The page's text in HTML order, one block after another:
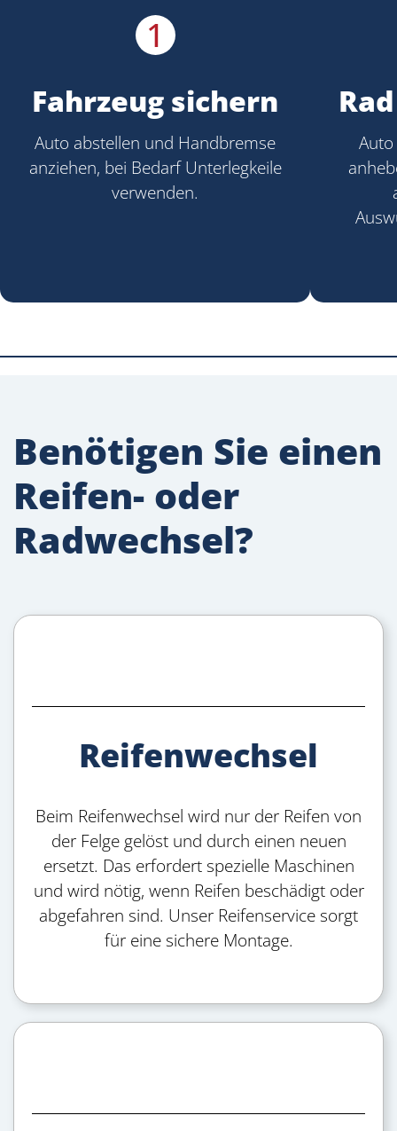
1
Fahrzeug sichern
Auto abstellen und Handbremse
anziehen, bei Bedarf Unterlegkeile
verwenden.
Benötigen Sie einen
Reifen- oder
Radwechsel?
Reifenwechsel
Beim Reifenwechsel wird nur der Reifen von
der Felge gelöst und durch einen neuen
ersetzt. Das erfordert spezielle Maschinen
und wird nötig, wenn Reifen beschädigt oder
abgefahren sind. Unser Reifenservice sorgt
für eine sichere Montage.